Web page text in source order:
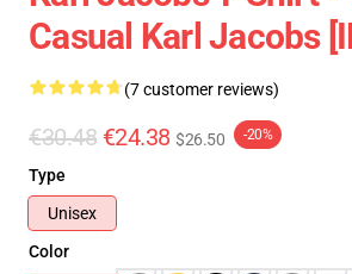
Casual Karl Jacobs
(7 customer reviews)
€30.48 €24.38 $26.50 -20%
Type
Unisex
Color